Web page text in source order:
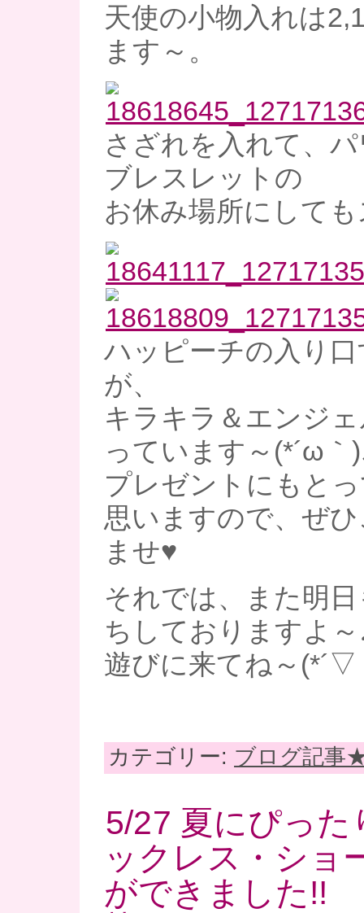
天使の小物入れは
ます～。
さざれを入れて、
ブレスレットの
お休み場所にして
ハッピーチの入り
が、
キラキラ＆エンジ
っています～(*´ω｀
プレゼントにもと
思いますので、ぜ
ませ♥
それでは、また明
ちしておりますよ～
遊びに来てね～(*´▽
カテゴリー: ブログ記事
5/27 夏にぴっ
ックレス・ショ
ができました!!